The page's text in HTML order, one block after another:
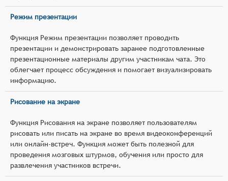
Режим презентации
Функция Режим презентации позволяет проводить
презентации и демонстрировать заранее подготовленные
презентационные материалы другим участникам чата. Это
облегчает процесс обсуждения и помогает визуализировать
информацию.
Рисование на экране
Функция Рисования на экране позволяет пользователям
рисовать или писать на экране во время видеоконференций
или онлайн-встреч. Функция может быть полезной для
проведения мозговых штурмов, обучения или просто для
развлечения участников встречи.